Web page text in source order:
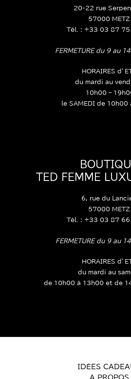
20-22 rue
57000 METZ
Tél. : +33 03 87
FERMETURE du 9 au
HORAIRES
du mardi au
10h00 –
le SAMEDI de 10h00
TED FEMME
6, rue du
57000 METZ
Tél. : +33 03 87
FERMETURE du 9 au
HORAIRES
du mardi au
de 10h00 à 13h00 et de
IDÉES
A PROPOS